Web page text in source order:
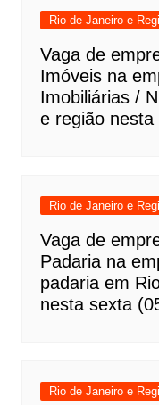
Rio de Janeiro e
Vaga de
Imóveis na
Imobiliárias /
e região
Rio de Janeiro e
Vaga de
Padaria na
padaria em
nesta sexta
Rio de Janeiro e